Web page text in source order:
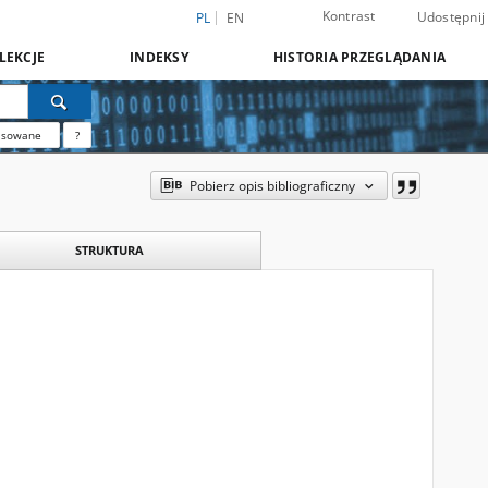
PL EN Kontrast Udostępnij
INDEKSY HISTORIA PRZEGLĄDANIA
?
Pobierz opis bibliograficzny
STRUKTURA